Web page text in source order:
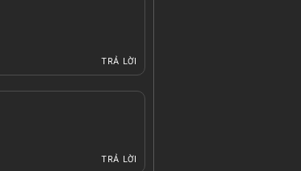
TRẢ LỜI
TRẢ LỜI